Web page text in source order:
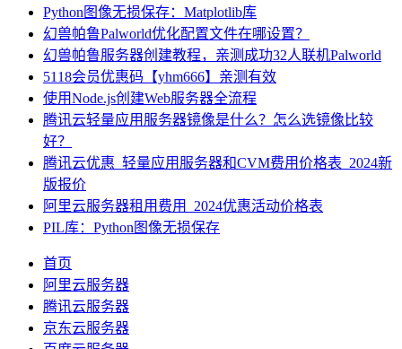
Python图像无损保存：Matplotlib库
幻兽帕鲁Palworld优化配置文件在哪设置？
幻兽帕鲁服务器创建教程，亲测成功32人联机Palworld
5118会员优惠码【yhm666】亲测有效
使用Node.js创建Web服务器全流程
腾讯云轻量应用服务器镜像是什么？怎么选镜像比较
好？
腾讯云优惠_轻量应用服务器和CVM费用价格表_2024新
版报价
阿里云服务器租用费用_2024优惠活动价格表
PIL库：Python图像无损保存
首页
阿里云服务器
腾讯云服务器
京东云服务器